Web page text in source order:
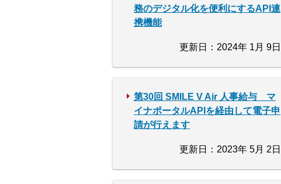
務のデジタル化を便利にするAPI連
携機能
更新日：2024年 1月 9日
第30回 SMILE V Air 人事給与 マ
イナポータルAPIを経由して電子申
請が行えます
更新日：2023年 5月 2日